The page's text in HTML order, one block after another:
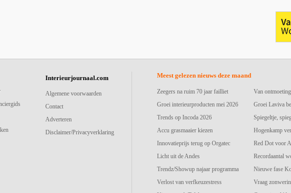
Interieurjournaal.com
Algemene voorwaarden
Contact
Adverteren
Disclaimer/Privacyverklaring
Meest gelezen nieuws deze maand
Zeegers na ruim 70 jaar failliet
Groei interieurproducten mei 2026
Trends op Incoda 2026
Accu grasmaaier kiezen
Innovatieprijs terug op Orgatec
Licht uit de Andes
Trendz/Showup najaar programma
Verlost van verfkeuzestress
Van
Groei Laviva
Spiegeltje,
Hogenkamp
Red Dot voor
Recordaantal
Nieuwe fase
Vraag